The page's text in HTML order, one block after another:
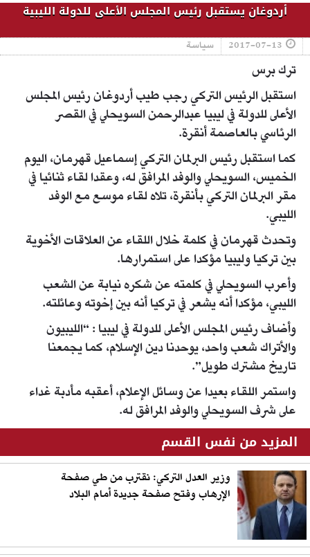
أردوغان يستقبل رئيس المجلس الأعلى للدولة الليبية
2017-07-13 سياسة
ترك برس
استقبل الرئيس التركي رجب طيب أردوغان رئيس المجلس
الأعلى للدولة في ليبيا عبدالرحمن السويحلي في القصر
الرئاسي بالعاصمة أنقرة.
كما استقبل رئيس البرلمان التركي إسماعيل قهرمان، اليوم
الخميس، السويحلي والوفد المرافق له، وعقدا لقاء ثنائيا في
مقر البرلمان التركي بأنقرة، تلاه لقاء موسع مع الوفد
الليبي.
وتحدث قهرمان في كلمة خلال اللقاء عن العلاقات الأخوية
بين تركيا وليبيا مؤكدا على استمرارها.
وأعرب السويحلي في كلمته عن شكره نيابة عن الشعب
الليبي، مؤكدا أنه يشعر في تركيا أنه بين إخوته وعائلته.
وأضاف رئيس المجلس الأعلى للدولة في ليبيا : “الليبيون
والأتراك شعب واحد، يوحدنا دين الإسلام، كما يجمعنا
تاريخ مشترك طويل”.
واستمر اللقاء بعيدا عن وسائل الإعلام، أعقبه مأدبة غداء
على شرف السويحلي والوفد المرافق له.
المزيد من نفس القسم
وزير العدل التركي: نقترب من طي صفحة
الإرهاب وفتح صفحة جديدة أمام البلاد